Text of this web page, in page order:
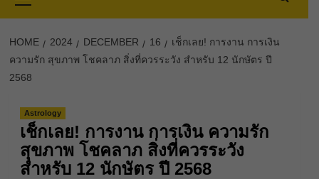
HOME 2024 DECEMBER 16
เช็กเลย! การงาน การเงิน
ความรัก สุขภาพ โชคลาภ สิ่งที่ควรระวัง สำหรับ 12 นักษัตร ปี
2568
Astrology
เช็กเลย! การงาน การเงิน ความรัก
สุขภาพ โชคลาภ สิ่งที่ควรระวัง
สำหรับ 12 นักษัตร ปี 2568